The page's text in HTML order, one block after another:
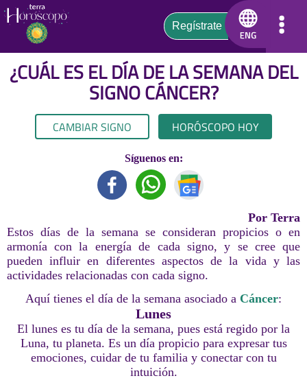
¿CUÁL ES EL DÍA DE LA SEMANA DEL
SIGNOCÁNCER?
CAMBIAR SIGNO HORÓSCOPO HOY
Síguenos en:
Por Terra
Estos días de la semana se consideran propicios o en
armonía con la energía de cada signo, y se cree que
pueden influir en diferentes aspectos de la vida y las
actividades relacionadas con cada signo.
Aquí tienes el día de la semana asociado a Cáncer:
Lunes
El lunes es tu día de la semana, pues está regido por la
Luna, tu planeta. Es un día propicio para expresar tus
emociones, cuidar de tu familia y conectar con tu
intuición.